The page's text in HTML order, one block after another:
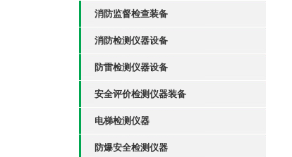
消防监督检查装备
消防检测仪器设备
防雷检测仪器设备
安全评价检测仪器装备
电梯检测仪器
防爆安全检测仪器